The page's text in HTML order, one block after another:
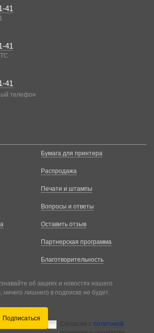
41
41
41
телефон
Бумага для принтера
Распродажа
Печати и штампы
Вопросы и ответы
Оставить отзыв
Партнерская программа
Благотворительность
об акциях и новостях нашего
лишнего в подписке не будет.
Подписаться
Согласие с политикой